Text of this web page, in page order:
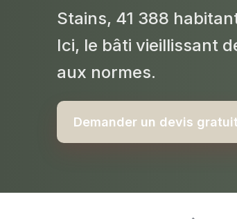
Stains, 41 388
Ici, le bâti vieillissant
aux normes.
Demander un devis